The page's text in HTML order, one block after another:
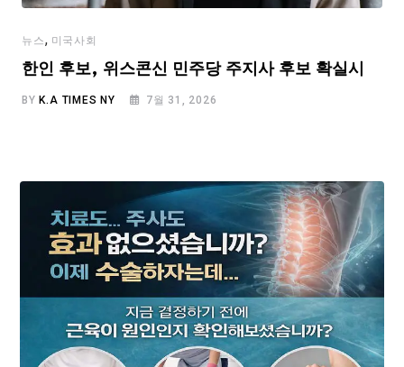
뉴스, 미국사회
한인 후보, 위스콘신 민주당 주지사 후보 확실시
BY K.A TIMES NY 7월 31, 2026